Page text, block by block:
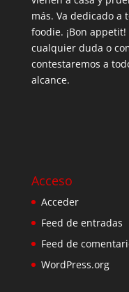
más. Va dedicado a
foodie. ¡Bon
cualquier duda o
contestaremos a
alcance.
Acceso
Acceder
Feed de entradas
Feed de
WordPress.org